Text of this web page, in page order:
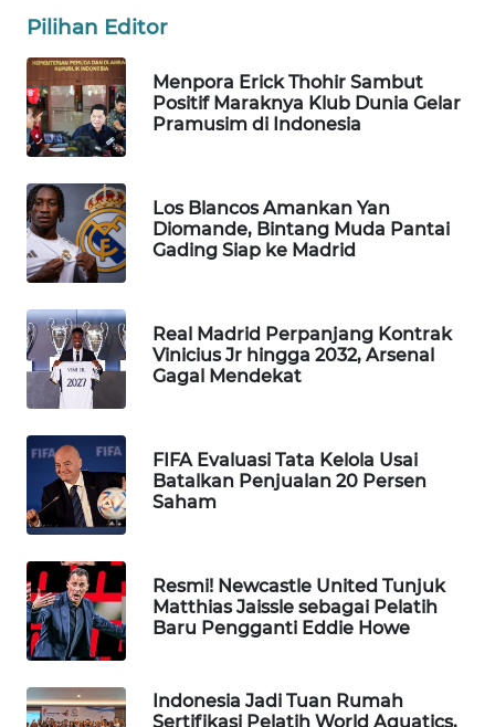
Pilihan Editor
Menpora Erick Thohir Sambut
Positif Maraknya Klub Dunia Gelar
Pramusim di Indonesia
Los Blancos Amankan Yan
Diomande, Bintang Muda Pantai
Gading Siap ke Madrid
Real Madrid Perpanjang Kontrak
Vinicius Jr hingga 2032, Arsenal
Gagal Mendekat
FIFA Evaluasi Tata Kelola Usai
Batalkan Penjualan 20 Persen
Saham
Resmi! Newcastle United Tunjuk
Matthias Jaissle sebagai Pelatih
Baru Pengganti Eddie Howe
Indonesia Jadi Tuan Rumah
Sertifikasi Pelatih World Aquatics,
TRAVEL
WAHANA
TV
WAHANANEWS
ID
CO ID
WAHANANEWS
NET
WAHANA
SPORT
WAHANA
UMKM
WAHANA
SELEB
WAHANA